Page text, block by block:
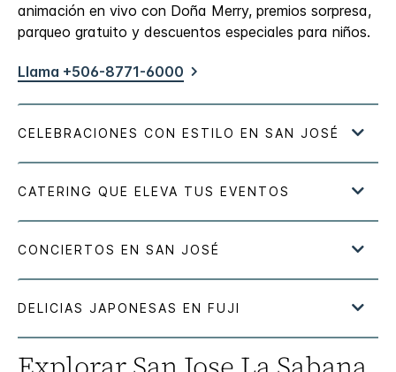
animación en vivo con Doña Merry, premios sorpresa,
parqueo gratuito y descuentos especiales para niños.
Llama +506-8771-6000